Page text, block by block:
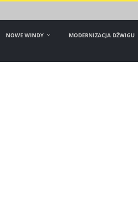
NOWE WINDY MODERNIZACJA DŹWIGU